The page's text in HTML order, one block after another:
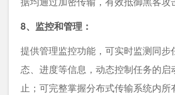
8、监控和管理：
提供管理监控功能，可实时监测同步
态、进度等信息，动态控制任务的启
⽌；可完整掌握分布式传输系统内所